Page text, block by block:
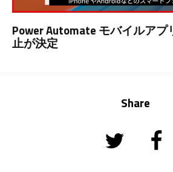
Power Automate モバイルア
止が決定
Share